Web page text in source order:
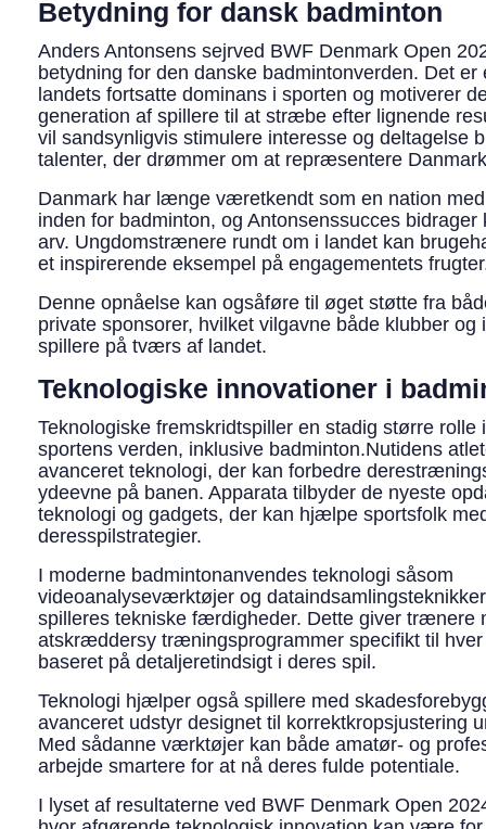
Betydning for dansk badminton
Anders Antonsens sejrved BWF Denmark Open
betydning for den danske badmintonverden. Det er
landets fortsatte dominans i sporten og motiverer
generation af spillere til at stræbe efter lignende
vil sandsynligvis stimulere interesse og deltagelse
talenter, der drømmer om at repræsentere
Danmark har længe væretkendt som en nation
inden for badminton, og Antonsenssucces bidrager
arv. Ungdomstrænere rundt om i landet kan
et inspirerende eksempel på engagementets
Denne opnåelse kan ogsåføre til øget støtte fra
private sponsorer, hvilket vilgavne både klubber og
spillere på tværs af landet.
Teknologiske innovationer i
Teknologiske fremskridtspiller en stadig større rolle
sportens verden, inklusive badminton.Nutidens
avanceret teknologi, der kan forbedre
ydeevne på banen. Apparata tilbyder de nyeste
teknologi og gadgets, der kan hjælpe sportsfolk
deresspilstrategier.
I moderne badmintonanvendes teknologi såsom
videoanalyseværktøjer og
spilleres tekniske færdigheder. Dette giver trænere
atskræddersy træningsprogrammer specifikt til
baseret på detaljeretindsigt i deres spil.
Teknologi hjælper også spillere med
avanceret udstyr designet til korrektkropsjustering
Med sådanne værktøjer kan både amatør- og
arbejde smartere for at nå deres fulde potentiale.
I lyset af resultaterne ved BWF Denmark Open